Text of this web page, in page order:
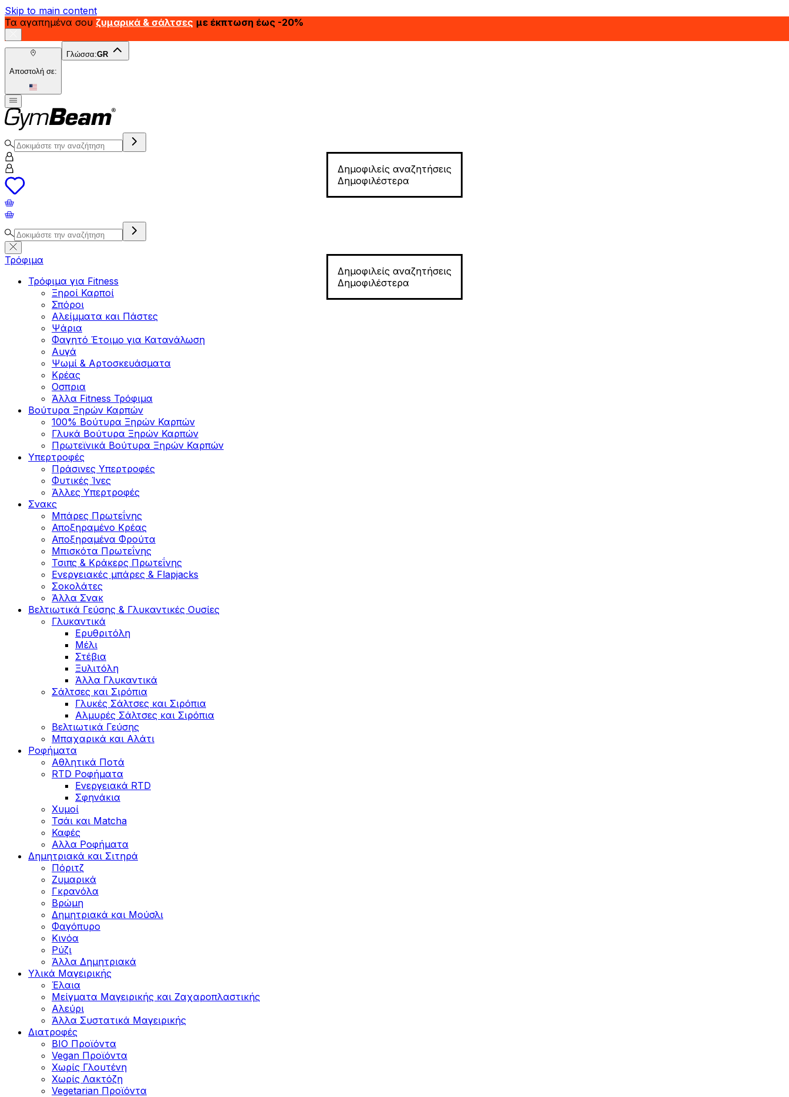
Skip to main content
Τα αγαπημένα σου ζυμαρικά & σάλτσες με έκπτωση έως -20%
Αποστολή σε:
Γλώσσα:GR
Δημοφιλείς αναζητήσεις
Δημοφιλέστερα
Δημοφιλείς αναζητήσεις
Δημοφιλέστερα
Τρόφιμα
Τρόφιμα για Fitness
Ξηροί Καρποί
Σπόροι
Αλείμματα και Πάστες
Ψάρια
Φαγητό Έτοιμο για Κατανάλωση
Αυγά
Ψωμί & Αρτοσκευάσματα
Κρέας
Οσπρια
Άλλα Fitness Τρόφιμα
Βούτυρα Ξηρών Καρπών
100% Βούτυρα Ξηρών Καρπών
Γλυκά Βούτυρα Ξηρών Καρπών
Πρωτεϊνικά Βούτυρα Ξηρών Καρπών
Υπερτροφές
Πράσινες Υπερτροφές
Φυτικές Ίνες
Άλλες Υπερτροφές
Σνακς
Μπάρες Πρωτεΐνης
Αποξηραμένο Κρέας
Αποξηραμένα Φρούτα
Μπισκότα Πρωτεΐνης
Τσιπς & Kράκερς Πρωτεΐνης
Ενεργειακές μπάρες & Flapjacks
Σοκολάτες
Άλλα Σνακ
Βελτιωτικά Γεύσης & Γλυκαντικές Ουσίες
Γλυκαντικά
Ερυθριτόλη
Μέλι
Στέβια
Ξυλιτόλη
Άλλα Γλυκαντικά
Σάλτσες και Σιρόπια
Γλυκές Σάλτσες και Σιρόπια
Αλμυρές Σάλτσες και Σιρόπια
Bελτιωτικά Γεύσης
Μπαχαρικά και Αλάτι
Ροφήματα
Αθλητικά Ποτά
RTD Ροφήματα
Ενεργειακά RTD
Σφηνάκια
Χυμοί
Τσάι και Matcha
Καφές
Αλλα Ροφήματα
Δημητριακά και Σιτηρά
Πόριτζ
Ζυμαρικά
Γκρανόλα
Βρώμη
Δημητριακά και Μούσλι
Φαγόπυρο
Κινόα
Ρύζι
Άλλα Δημητριακά
Υλικά Μαγειρικής
Έλαια
Μείγματα Μαγειρικής και Ζαχαροπλαστικής
Αλεύρι
Άλλα Συστατικά Μαγειρικής
Διατροφές
BIO Προϊόντα
Vegan Προϊόντα
Χωρίς Γλουτένη
Χωρίς Λακτόζη
Vegetarian Προϊόντα